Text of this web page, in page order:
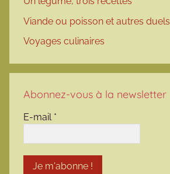
Viande ou poisson et autres duels
Voyages culinaires
Abonnez-vous à la newsletter
E-mail *